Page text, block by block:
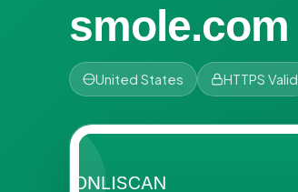
smole.com
United States HTTPS Valid